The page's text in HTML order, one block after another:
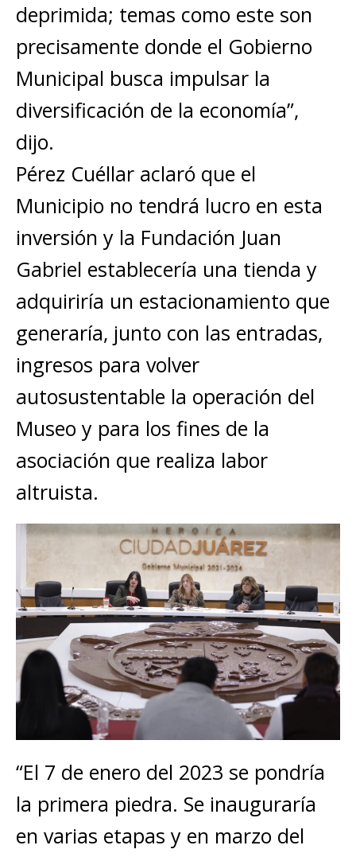
deprimida; temas como este son
precisamente donde el Gobierno
Municipal busca impulsar la
diversificación de la economía”,
dijo.
Pérez Cuéllar aclaró que el
Municipio no tendrá lucro en esta
inversión y la Fundación Juan
Gabriel establecería una tienda y
adquiriría un estacionamiento que
generaría, junto con las entradas,
ingresos para volver
autosustentable la operación del
Museo y para los fines de la
asociación que realiza labor
altruista.
“El 7 de enero del 2023 se pondría
la primera piedra. Se inauguraría
en varias etapas y en marzo del